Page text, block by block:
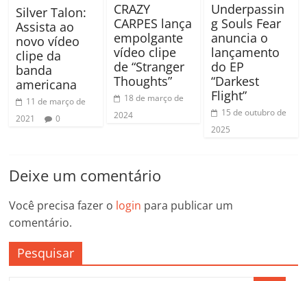
Silver Talon:
Assista ao
novo vídeo
clipe da
banda
americana
11 de março de
2021
0
CRAZY
CARPES lança
empolgante
vídeo clipe
de “Stranger
Thoughts”
18 de março de
2024
Underpassin
g Souls Fear
anuncia o
lançamento
do EP
“Darkest
Flight”
15 de outubro de
2025
Deixe um comentário
Você precisa fazer o login para publicar um
comentário.
Pesquisar